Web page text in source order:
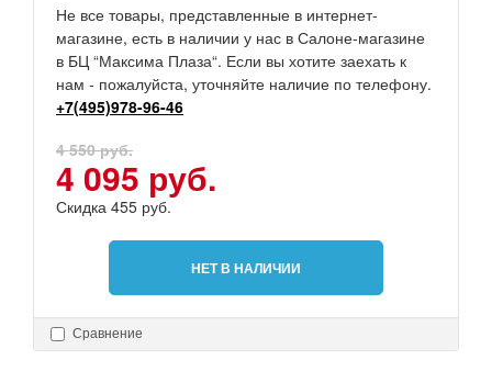
Не все товары, представленные в интернет-
магазине, есть в наличии у нас в Салоне-магазине
в БЦ “Максима Плаза“. Если вы хотите заехать к
нам - пожалуйста, уточняйте наличие по телефону.
+7(495)978-96-46
4 550 руб.
4 095 руб.
Скидка 455 руб.
НЕТ В НАЛИЧИИ
Сравнение